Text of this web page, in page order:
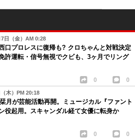
日（金）AM 0:28
口プロレスに復帰も? クロちゃんと対戦決定
許運転・信号無視でクビも、3ヶ月でリング
0 0
木）PM 20:18
月が芸能活動再開。ミュージカル『ファント
役起用。スキャンダル経て女優に転身か
0 0